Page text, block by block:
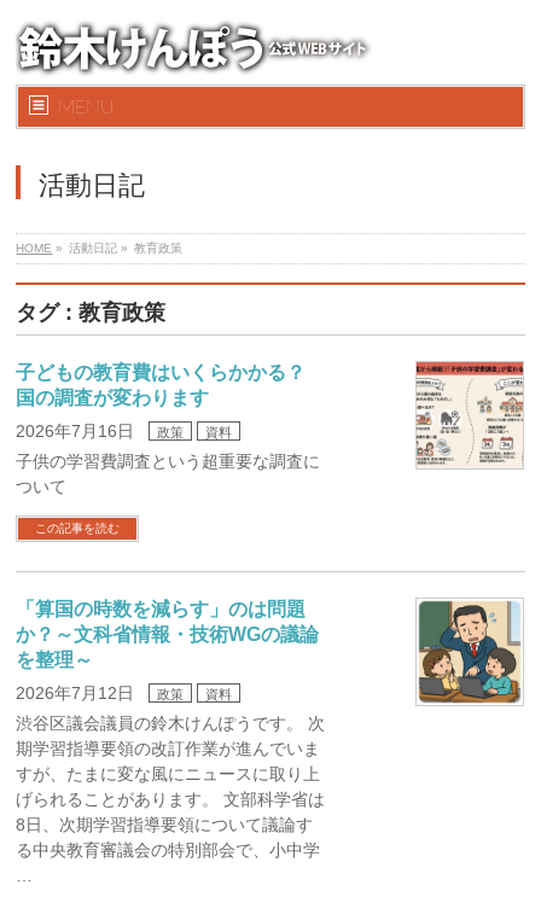
MENU
活動日記
HOME » 活動日記 » 教育政策
タグ : 教育政策
子どもの教育費はいくらかかる？
国の調査が変わります
2026年7月16日 政策 資料
子供の学習費調査という超重要な調査に
ついて
この記事を読む
「算国の時数を減らす」のは問題
か？～文科省情報・技術WGの議論
を整理～
2026年7月12日 政策 資料
渋谷区議会議員の鈴木けんぽうです。 次
期学習指導要領の改訂作業が進んでいま
すが、たまに変な風にニュースに取り上
げられることがあります。 文部科学省は
8日、次期学習指導要領について議論す
る中央教育審議会の特別部会で、小中学